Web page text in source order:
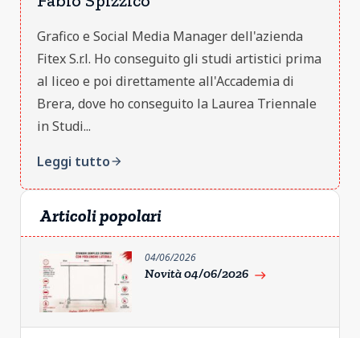
Grafico e Social Media Manager dell'azienda
Fitex S.r.l. Ho conseguito gli studi artistici prima
al liceo e poi direttamente all'Accademia di
Brera, dove ho conseguito la Laurea Triennale
in Studi...
Leggi tuttoarrow_forward
Articoli popolari
04/06/2026
Novità 04/06/2026 east